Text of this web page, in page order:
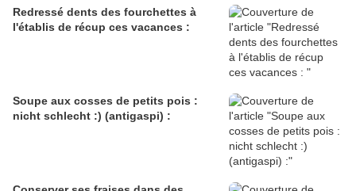
Redressé dents des fourchettes à
l'établis de récup ces vacances :
Soupe aux cosses de petits pois :
nicht schlecht :) (antigaspi) :